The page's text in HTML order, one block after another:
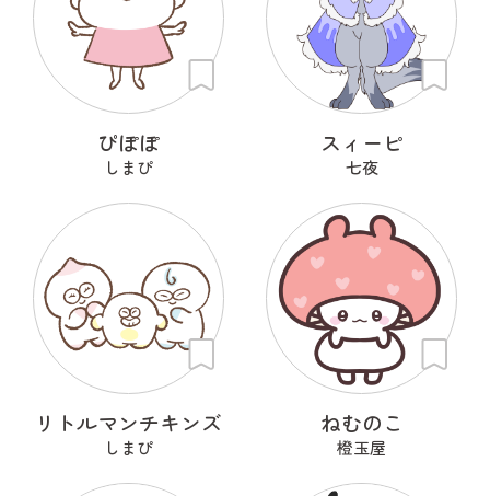
ぴぽぽ
しまぴ
スィーピ
七夜
リトルマンチキンズ
しまぴ
ねむのこ
橙玉屋